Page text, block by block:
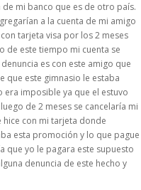
de mi banco que es de otro país.
a la cuenta de mi amigo
tarjeta visa por los 2 meses
de este tiempo mi cuenta se
es con este amigo que
que este gimnasio le estaba
imposible ya que el estuvo
de 2 meses se cancelaría mi
hice con mi tarjeta donde
esta promoción y lo que pague
que yo le pagara este supuesto
denuncia de este hecho y